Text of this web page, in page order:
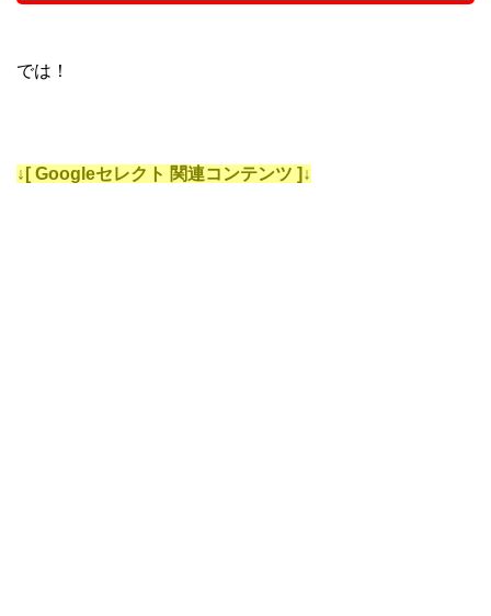
では！
↓[ Googleセレクト 関連コンテンツ ]↓